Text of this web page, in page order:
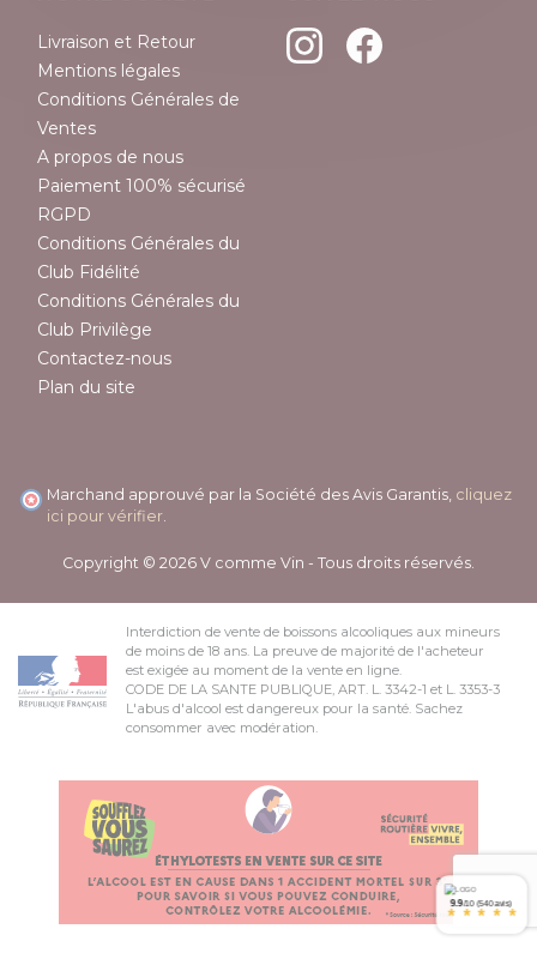
Livraison et Retour
Mentions légales
Conditions Générales de
Ventes
A propos de nous
Paiement 100% sécurisé
RGPD
Conditions Générales du
Club Fidélité
Conditions Générales du
Club Privilège
Contactez-nous
Plan du site
Marchand approuvé par la Société des Avis Garantis, cliquez
ici pour vérifier.
Copyright © 2026 V comme Vin - Tous droits réservés.
Interdiction de vente de boissons alcooliques aux mineurs
de moins de 18 ans. La preuve de majorité de l'acheteur
est exigée au moment de la vente en ligne.
CODE DE LA SANTE PUBLIQUE, ART. L. 3342-1 et L. 3353-3
L'abus d'alcool est dangereux pour la santé. Sachez
consommer avec modération.
9.9/10 (540 avis)
* * * * *